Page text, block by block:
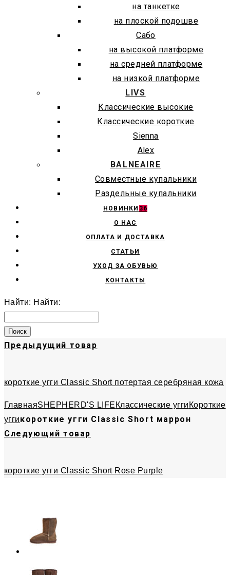
на танкетке
на плоской подошве
Сабо
на высокой платформе
на средней платформе
на низкой платформе
LIVS
Классические высокие
Классические короткие
Sienna
Alex
BALNEAIRE
Совместные купальники
Раздельные купальники
НОВИНКИ 36
О НАС
ОПЛАТА И ДОСТАВКА
СТАТЬИ
УХОД ЗА ОБУВЬЮ
КОНТАКТЫ
Найти: Найти:
Предыдущий товар
короткие угги Classic Short потертая серебряная кожа
ГлавнаяSHEPHERD'S LIFE Классические угги Короткие
уггикороткие угги Classic Short маррон
Следующий товар
короткие угги Classic Short Rose Purple